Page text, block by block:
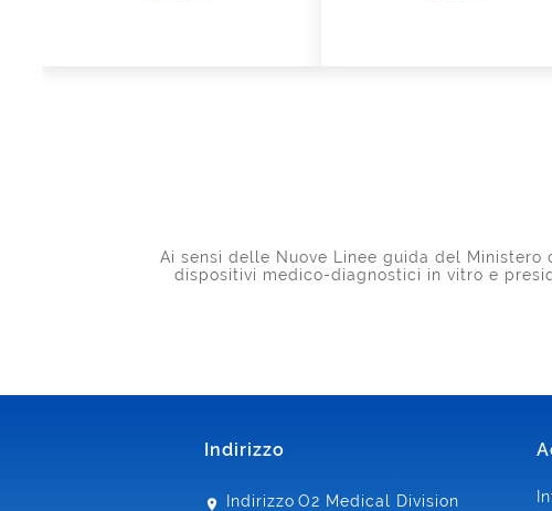
Ai sensi delle Nuove Linee guida del
dispositivi medico-diagnostici in vitro e
Indirizzo
Indirizzo O2 Medical Division